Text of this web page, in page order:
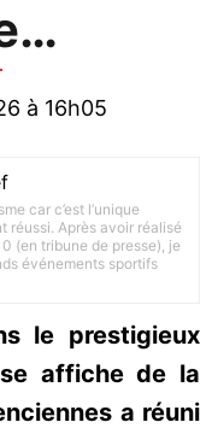
à 16h05
car c’est l’unique
réussi. Après avoir réalisé
(en tribune de presse), je
événements sportifs
le prestigieux
affiche de la
a réuni